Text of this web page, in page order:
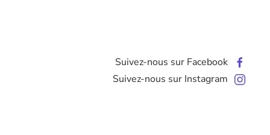
Suivez-nous sur Facebook
Suivez-nous sur Instagram